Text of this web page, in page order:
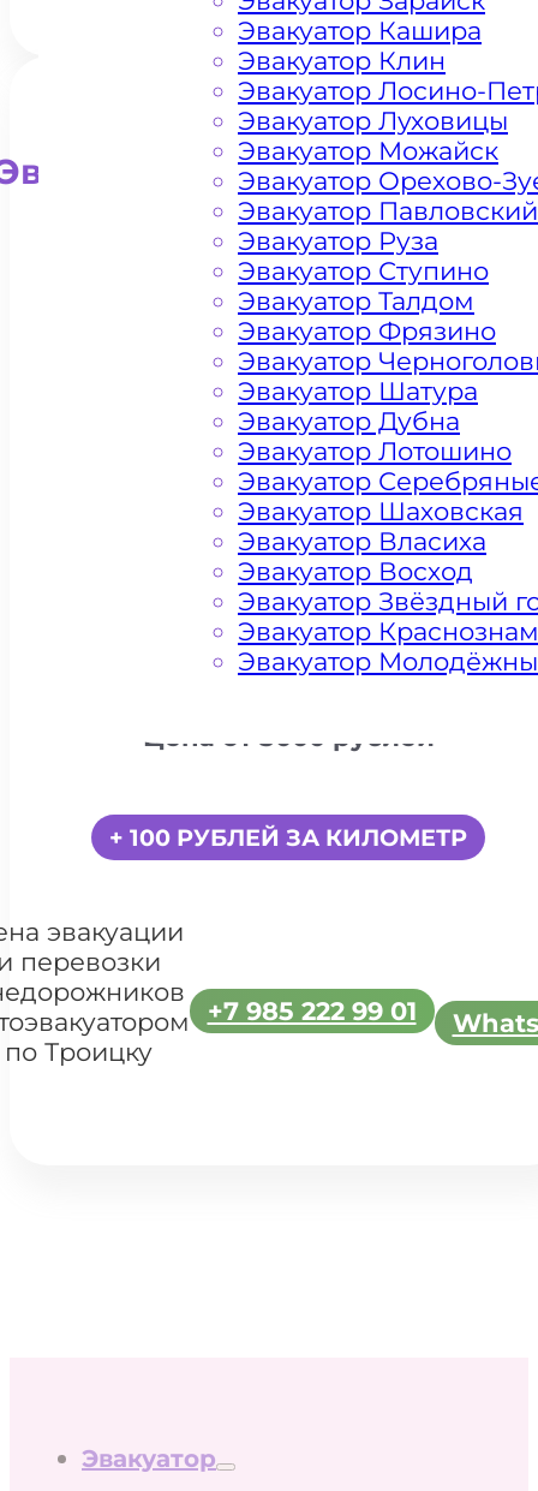
для
Цена от 5000 рублей
+ 100 РУБЛЕЙ ЗА КИЛОМЕТР
эвакуации
перевозки
по Троицку
+7 985 222 99 01
Эвакуатор
Эвакуатор Кашира
Эвакуатор Клин
Эвакуатор Лосино-
Эвакуатор Луховицы
Эвакуатор Можайск
Эвакуатор Орехово-
Эвакуатор
Эвакуатор Руза
Эвакуатор Ступино
Эвакуатор Талдом
Эвакуатор Фрязино
Эвакуатор
Эвакуатор Шатура
Эвакуатор Дубна
Эвакуатор Лотошино
Эвакуатор
Эвакуатор Шаховская
Эвакуатор Власиха
Эвакуатор Восход
Эвакуатор Звёздный
Эвакуатор
Эвакуатор